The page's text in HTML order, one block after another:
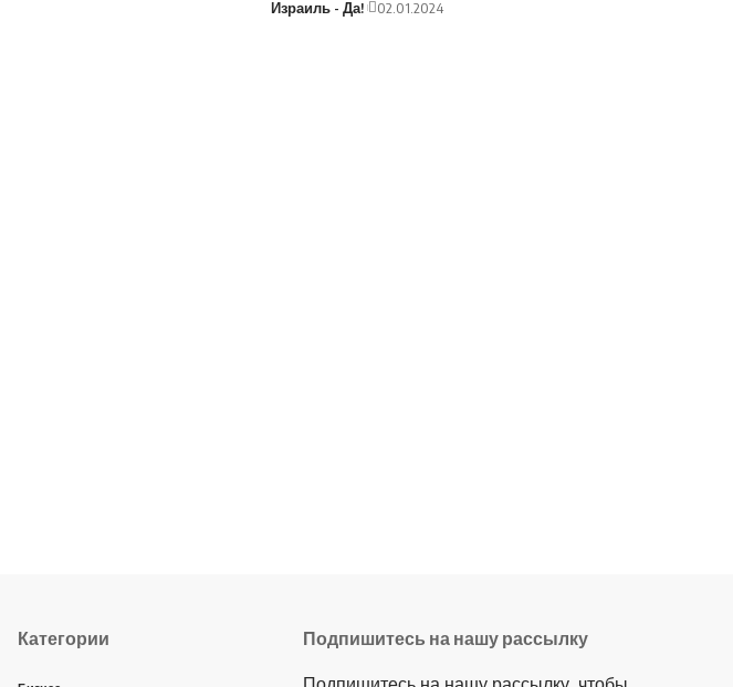
Израиль - Да! 02.01.2024
Категории Подпишитесь на нашу рассылку